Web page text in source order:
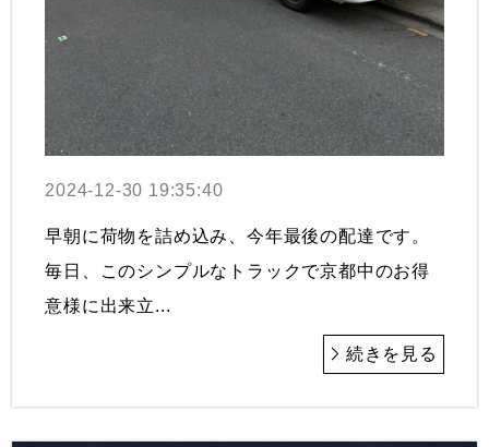
2024-12-30 19:35:40
早朝に荷物を詰め込み、今年最後の配達です。
毎日、このシンプルなトラックで京都中のお得
意様に出来立...
続きを見る